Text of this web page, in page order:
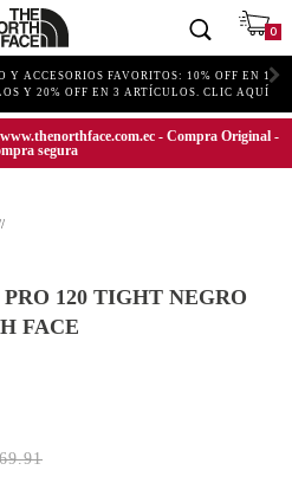
0
Y ACCESORIOS FAVORITOS: 10% OFF EN 1
Y 20% OFF EN 3 ARTÍCULOS. CLIC AQUÍ
- Compra Original -
segura
120 TIGHT NEGRO
FACE